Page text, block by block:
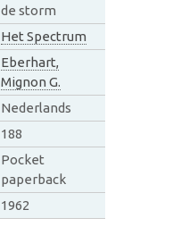
de storm
Het Spectrum
Eberhart,
Mignon G.
Nederlands
188
Pocket
paperback
1962